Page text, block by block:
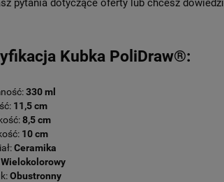
Kubka PoliDraw®:
330 ml
11,5 cm
8,5 cm
10 cm
Ceramika
Wielokolorowy
Obustronny